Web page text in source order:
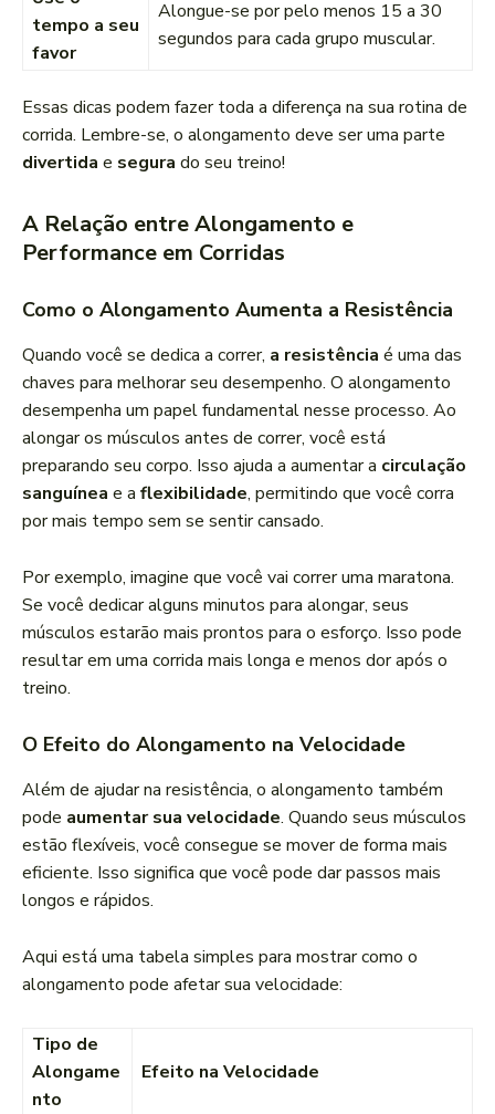
tempo a seu
favor
Alongue-se por pelo menos 15 a 30
segundos para cada grupo muscular.
Essas dicas podem fazer toda a diferença na sua rotina de
corrida. Lembre-se, o alongamento deve ser uma parte
divertida e segura do seu treino!
A Relação entre Alongamento e
Performance em Corridas
Como o Alongamento Aumenta a Resistência
Quando você se dedica a correr, a resistência é uma das
chaves para melhorar seu desempenho. O alongamento
desempenha um papel fundamental nesse processo. Ao
alongar os músculos antes de correr, você está
preparando seu corpo. Isso ajuda a aumentar a circulação
sanguínea e a flexibilidade, permitindo que você corra
por mais tempo sem se sentir cansado.
Por exemplo, imagine que você vai correr uma maratona.
Se você dedicar alguns minutos para alongar, seus
músculos estarão mais prontos para o esforço. Isso pode
resultar em uma corrida mais longa e menos dor após o
treino.
O Efeito do Alongamento na Velocidade
Além de ajudar na resistência, o alongamento também
pode aumentar sua velocidade. Quando seus músculos
estão flexíveis, você consegue se mover de forma mais
eficiente. Isso significa que você pode dar passos mais
longos e rápidos.
Aqui está uma tabela simples para mostrar como o
alongamento pode afetar sua velocidade:
Tipo de
Alongame
nto
Efeito na Velocidade